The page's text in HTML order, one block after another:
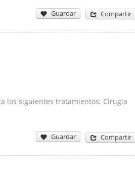
Guardar Compartir
los siguientes tratamientos: Cirugia
Guardar Compartir